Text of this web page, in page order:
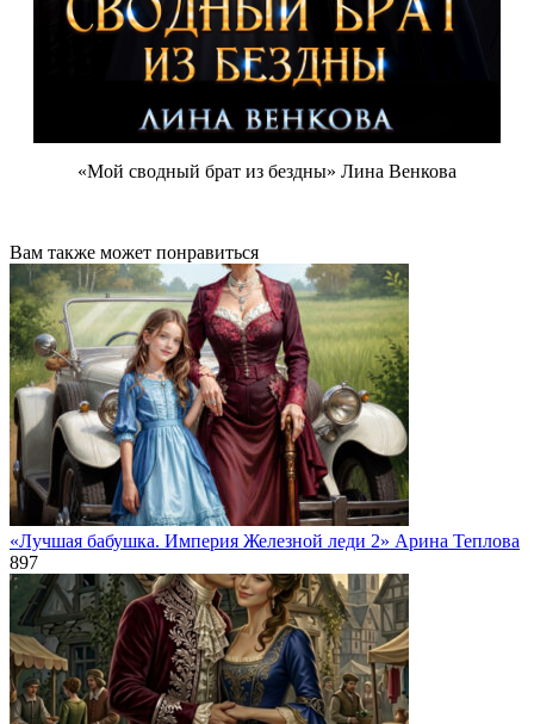
«Мой сводный брат из бездны» Лина Венкова
Вам также может понравиться
«Лучшая бабушка. Империя Железной леди 2» Арина Теплова
897